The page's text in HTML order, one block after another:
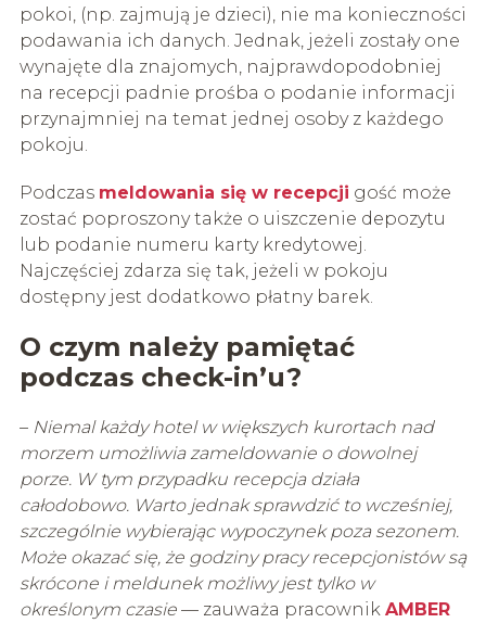
pokoi, (np. zajmują je dzieci), nie ma konieczności
podawania ich danych. Jednak, jeżeli zostały one
wynajęte dla znajomych, najprawdopodobniej
na recepcji padnie prośba o podanie informacji
przynajmniej na temat jednej osoby z każdego
pokoju.
Podczas meldowania się w recepcji gość może
zostać poproszony także o uiszczenie depozytu
lub podanie numeru karty kredytowej.
Najczęściej zdarza się tak, jeżeli w pokoju
dostępny jest dodatkowo płatny barek.
O czym należy pamiętać
podczas check-in’u?
– Niemal każdy hotel w większych kurortach nad
morzem umożliwia zameldowanie o dowolnej
porze. W tym przypadku recepcja działa
całodobowo. Warto jednak sprawdzić to wcześniej,
szczególnie wybierając wypoczynek poza sezonem.
Może okazać się, że godziny pracy recepcjonistów są
skrócone i meldunek możliwy jest tylko w
określonym czasie— zauważa pracownik AMBER